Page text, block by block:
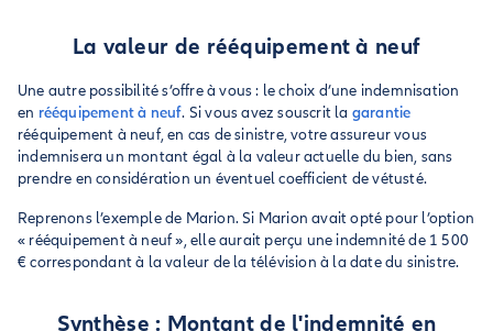
La valeur de rééquipement à neuf
Une autre possibilité s’offre à vous : le choix d’une indemnisation
en rééquipement à neuf. Si vous avez souscrit la garantie
rééquipement à neuf, en cas de sinistre, votre assureur vous
indemnisera un montant égal à la valeur actuelle du bien, sans
prendre en considération un éventuel coefficient de vétusté.
Reprenons l’exemple de Marion. Si Marion avait opté pour l’option
« rééquipement à neuf », elle aurait perçu une indemnité de 1 500
€ correspondant à la valeur de la télévision à la date du sinistre.
Synthèse : Montant de l'indemnité en